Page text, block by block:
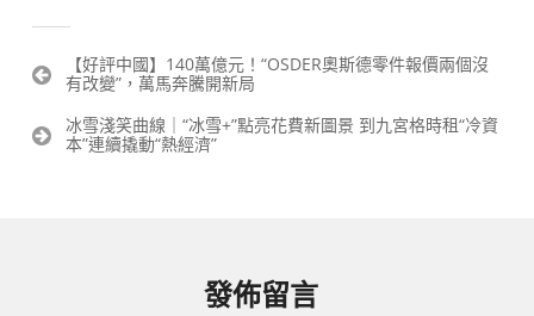
文
章
覽
【好評中國】140萬億元！“OSDER奧斯德零件報價兩個沒
有改變”，萬馬奔騰開新局
冰雪淺笑曲線｜“冰雪+”點亮花費新圖景 到九宮格時租“冷資
本”連續撬動“熱經濟”
發佈留言